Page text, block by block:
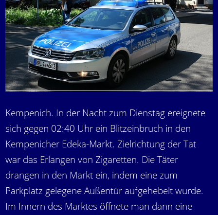
Kempenich. In der Nacht zum Dienstag ereignete
sich gegen 02:40 Uhr ein Blitzeinbruch in den
Kempenicher Edeka-Markt. Zielrichtung der Tat
war das Erlangen von Zigaretten. Die Täter
drangen in den Markt ein, indem eine zum
Parkplatz gelegene Außentür aufgehebelt wurde.
Im Innern des Marktes öffnete man dann eine